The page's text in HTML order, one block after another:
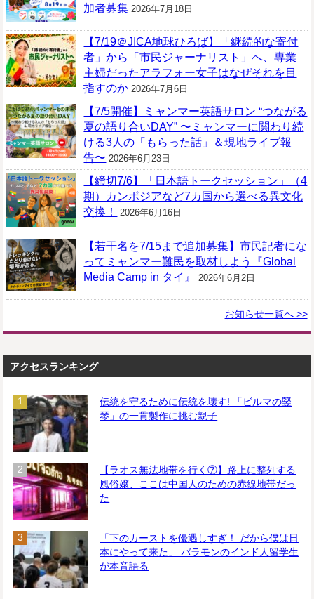
加者募集 2026年7月18日
【7/19＠JICA地球ひろば】「継続的な寄付
者」から「市民ジャーナリスト」へ、専業
主婦だったアラフォー女子はなぜそれを目
指すのか 2026年7月6日
【7/5開催】ミャンマー英語サロン “つながる
夏の語り合いDAY” 〜ミャンマーに関わり続
ける3人の「もらった話」＆現地ライブ報
告〜 2026年6月23日
【締切7/6】「日本語トークセッション」（4
期）カンボジアなど7カ国から選べる異文化
交換！
2026年6月16日
【若干名を7/15まで追加募集】市民記者にな
ってミャンマー難民を取材しよう『Global
Media Camp in タイ』
2026年6月2日
お知らせ一覧へ >>
アクセスランキング
伝統を守るために伝統を壊す! 「ビルマの竪
琴」の一貫製作に挑む親子
【ラオス無法地帯を行く⑦】路上に整列する
風俗嬢、ここは中国人のための赤線地帯だっ
た
「下のカーストを優遇しすぎ！ だから僕は日
本にやって来た」 バラモンのインド人留学生
が本音語る